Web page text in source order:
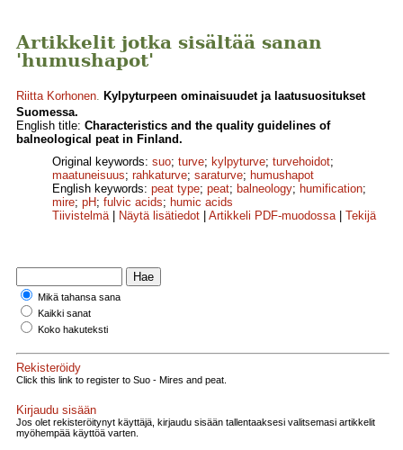
Artikkelit jotka sisältää sanan
'humushapot'
Riitta Korhonen. Kylpyturpeen ominaisuudet ja laatusuositukset
Suomessa.
English title: Characteristics and the quality guidelines of
balneological peat in Finland.
Original keywords: suo; turve; kylpyturve; turvehoidot;
maatuneisuus; rahkaturve; saraturve; humushapot
English keywords: peat type; peat; balneology; humification;
mire; pH; fulvic acids; humic acids
Tiivistelmä| Näytä lisätiedot Artikkeli PDF-muodossa| Tekijä
Mikä tahansa sana
Kaikki sanat
Koko hakuteksti
Rekisteröidy
Click this link to register to Suo - Mires and peat.
Kirjaudu sisään
Jos olet rekisteröitynyt käyttäjä, kirjaudu sisään tallentaaksesi valitsemasi artikkelit
myöhempää käyttöä varten.